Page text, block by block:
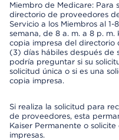
Miembro de Medicare: Para
directorio de proveedores
Servicio a los Miembros al 1-
semana, de 8 a. m. a 8 p.
copia impresa del directorio
(3) días hábiles después de
podría preguntar si su
solicitud única o si es una
copia impresa.
Si realiza la solicitud para
de proveedores, esta
Kaiser Permanente o
impresas.